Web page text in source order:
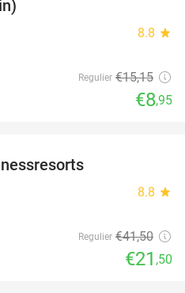
8.8 star
Regulier €15,15
€8,95
8.8 star
Regulier €41,50
€21 ,50